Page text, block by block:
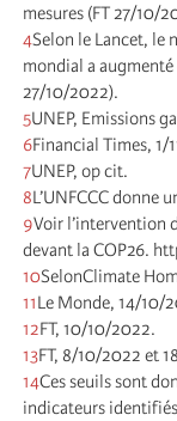
mesures (FT 27/10/
4Selon le Lancet, le
mondial a augmenté
27/10/2022).
5UNEP, Emissions
6Financial Times, 1/
7UNEP, op cit.
8L’UNFCCC donne
9Voir l’intervention
devant la COP26.
10SelonClimate
11Le Monde, 14/10/
12FT, 10/10/2022.
13FT, 8/10/2022 et
14Ces seuils sont
indicateurs